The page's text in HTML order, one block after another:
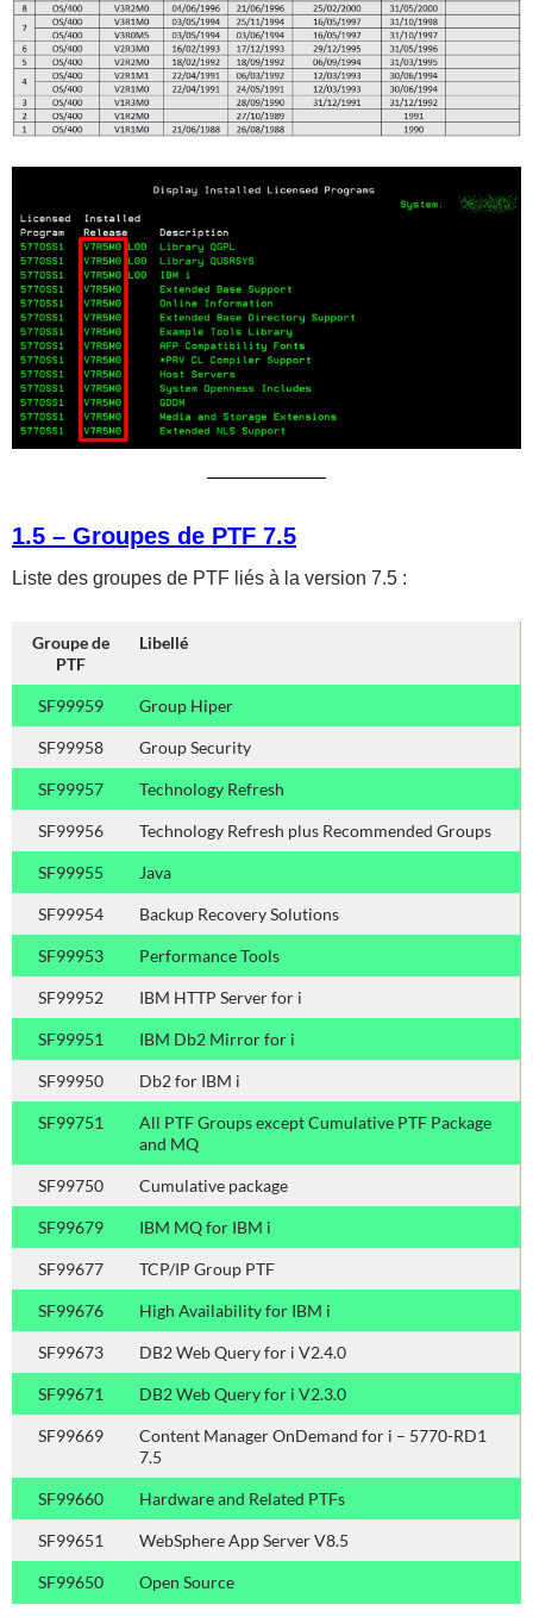
1.5 – Groupes de PTF 7.5
Liste des groupes de PTF liés à la version 7.5 :
Groupe de
PTF
Libellé
SF99959 Group Hiper
SF99958 Group Security
SF99957 Technology Refresh
SF99956 Technology Refresh plus Recommended Groups
SF99955 Java
SF99954 Backup Recovery Solutions
SF99953 Performance Tools
SF99952 IBM HTTP Server for i
SF99951 IBM Db2 Mirror for i
SF99950 Db2 for IBM i
SF99751
All PTF Groups except Cumulative PTF Package
and MQ
SF99750 Cumulative package
SF99679 IBM MQ for IBM i
SF99677 TCP/IP Group PTF
SF99676 High Availability for IBM i
SF99673 DB2 Web Query for i V2.4.0
SF99671 DB2 Web Query for i V2.3.0
SF99669
Content Manager OnDemand for i – 5770-RD1
7.5
SF99660 Hardware and Related PTFs
SF99651 WebSphere App Server V8.5
SF99650 Open Source